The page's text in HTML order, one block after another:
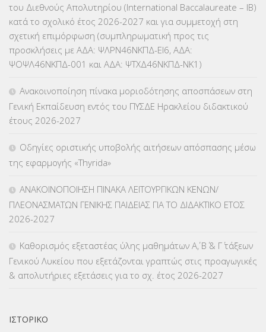
ΕΥΡΩΠΑΪΚΑ ΠΡΟΓΡΑΜΜΑΤΑ(230)
ΚΕΣΥ (60)
ΚΕΣΥΠ(109)
ΚΠγ – ΚΡΑΤΙΚΟ ΠΙΣΤΟΠΟΙΗΤΙΚΟ ΓΛΩΣΣΟΜΑΘΕΙΑΣ(135)
ΚΠπ- ΚΡΑΤΙΚΟ ΠΙΣΤΟΠΟΙΗΤΙΚΟ ΠΛΗΡΟΦΟΡΙΚΗΣ
ΛΟΙΠΑ(309)
ΜΕΤΑΘΕΣΕΙΣ-ΤΟΠΟΘΕΤΗΣΕΙΣ ΒΕΛΤΙΩΣΕΙΣ(319)
ΜΕΤΑΦΟΡΑ ΜΑΘΗΤΩΝ(3)
ΟΙΚΟΝΟΜΙΚΑ ΘΕΜΑΤΑ
του Διεθνούς Απολυτηρίου (International Baccalaureate – IB)
κατά το σχολικό έτος 2026-2027 και για συμμετοχή στη
σχετική επιμόρφωση (συμπληρωματική προς τις
προσκλήσεις με ΑΔΑ: ΨΛΡΝ46ΝΚΠΔ-ΕΙ6, ΑΔΑ:
ΨΟΨΛ46ΝΚΠΔ-001 και ΑΔΑ: ΨΤΧΔ46ΝΚΠΔ-ΝΚ1)
Ανακοινοποίηση πίνακα μοριοδότησης αποσπάσεων στη
Γενική Εκπαίδευση εντός του ΠΥΣΔΕ Ηρακλείου διδακτικού
έτους 2026-2027
Οδηγίες οριστικής υποβολής αιτήσεων απόσπασης μέσω
της εφαρμογής «Thyrida»
ΑΝΑΚΟΙΝΟΠΟΙΗΣΗ ΠΙΝΑΚΑ ΛΕΙΤΟΥΡΓΙΚΩΝ ΚΕΝΩΝ/
ΠΛΕΟΝΑΣΜΑΤΩΝ ΓΕΝΙΚΗΣ ΠΑΙΔΕΙΑΣ ΓΙΑ ΤΟ ΔΙΔΑΚΤΙΚΟ ΕΤΟΣ
2026-2027
Καθορισμός εξεταστέας ύλης μαθημάτων Α΄, Β΄ & Γ΄ τάξεων
Γενικού Λυκείου που εξετάζονται γραπτώς στις προαγωγικές
& απολυτήριες εξετάσεις για το σχ. έτος 2026-2027
ΙΣΤΟΡΙΚΌ